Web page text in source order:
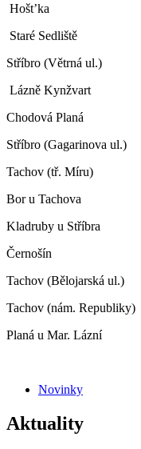
Hošt’ka
Staré Sedliště
Stříbro (Větrná ul.)
Lázně Kynžvart
Chodová Planá
Stříbro (Gagarinova ul.)
Tachov (tř. Míru)
Bor u Tachova
Kladruby u Stříbra
Černošín
Tachov (Bělojarská ul.)
Tachov (nám. Republiky)
Planá u Mar. Lázní
Novinky
Aktuality